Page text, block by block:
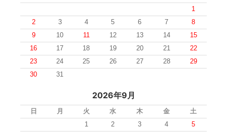
1
2
3 4 5 6 7
8
9
10 11 12 13 14
15
16
17 18 19 20 21
22
23
24 25 26 27 28
29
30
31
2026年9月
日 月 火 水 木 金
土
1
2 3 4
5